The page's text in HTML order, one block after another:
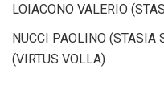
LOIACONO VALERIO
NUCCI PAOLINO (STASIA
(VIRTUS VOLLA)